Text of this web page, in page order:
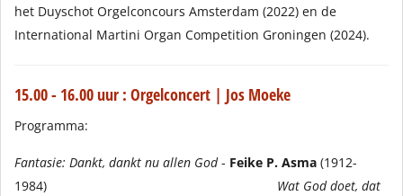
het Duyschot Orgelconcours Amsterdam (2022) en de
International Martini Organ Competition Groningen (2024).
15.00 - 16.00 uur : Orgelconcert | Jos Moeke
Programma:
Fantasie: Dankt, dankt nu allen God- Feike P. Asma (1912-
1984) Wat God doet, dat